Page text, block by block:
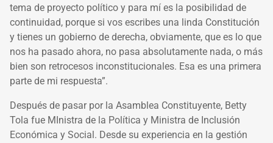
tema de proyecto político y para mí es la posibilidad de
continuidad, porque si vos escribes una linda Constitución
y tienes un gobierno de derecha, obviamente, que es lo que
nos ha pasado ahora, no pasa absolutamente nada, o más
bien son retrocesos inconstitucionales. Esa es una primera
parte de mi respuesta”.
Después de pasar por la Asamblea Constituyente, Betty
Tola fue MInistra de la Política y Ministra de Inclusión
Económica y Social. Desde su experiencia en la gestión